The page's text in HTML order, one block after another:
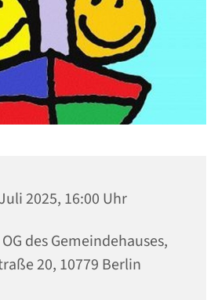
2025, 16:00 Uhr
des Gemeindehauses,
20, 10779 Berlin